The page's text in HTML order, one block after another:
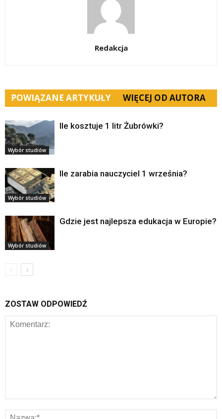
Redakcja
POWIĄZANE ARTYKUŁY WIĘCEJ OD AUTORA
Wybór studiów
Ile kosztuje 1 litr Żubrówki?
Wybór studiów
Ile zarabia nauczyciel 1 września?
Wybór studiów
Gdzie jest najlepsza edukacja w Europie?
ZOSTAW ODPOWIEDŹ